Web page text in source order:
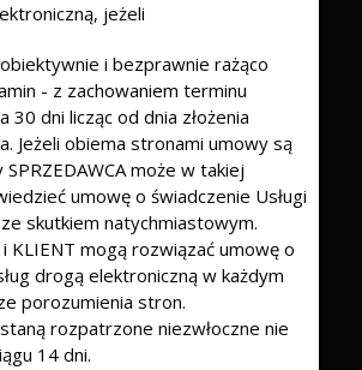
jeżeli
i bezprawnie rażąco
- z zachowaniem terminu
30 dni licząc od dnia złożenia
Jeżeli obiema stronami umowy są
może w takiej
umowę o świadczenie Usługi
skutkiem natychmiastowym.
i KLIENT mogą rozwiązać umowę o
drogą elektroniczną w każdym
porozumienia stron.
rozpatrzone niezwłoczne nie
14 dni.